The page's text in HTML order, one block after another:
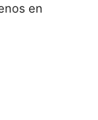
en